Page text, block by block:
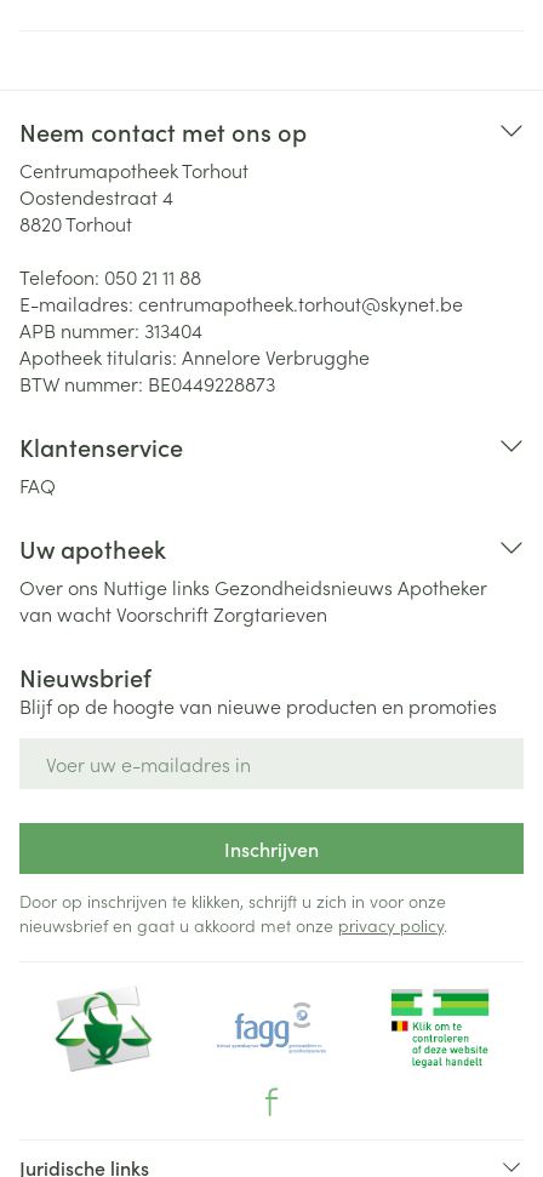
Neem contact met ons op
Centrumapotheek Torhout
Oostendestraat 4
8820Torhout
Telefoon: 050 21 11 88
E-mailadres: centrumapotheek.torhout@skynet.be
APB nummer: 313404
Apotheek titularis: Annelore Verbrugghe
BTW nummer: BE0449228873
Klantenservice
FAQ
Uw apotheek
Over ons Nuttige links Gezondheidsnieuws Apotheker
van wachtVoorschriftZorgtarieven
Nieuwsbrief
Blijf op de hoogte van nieuwe producten en promoties
Inschrijven
Door op inschrijven te klikken, schrijft u zich in voor onze
nieuwsbrief en gaat u akkoord met onze privacy policy.
Juridische links